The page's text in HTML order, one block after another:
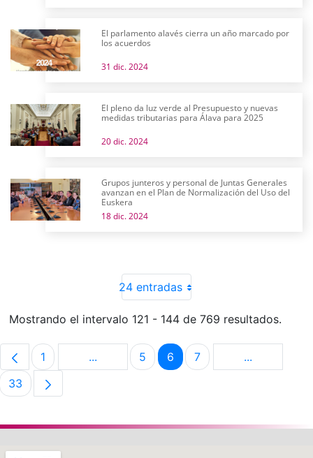
El parlamento alavés cierra un año marcado por
los acuerdos
31 dic. 2024
El pleno da luz verde al Presupuesto y nuevas
medidas tributarias para Álava para 2025
20 dic. 2024
Grupos junteros y personal de Juntas Generales
avanzan en el Plan de Normalización del Uso del
Euskera
18 dic. 2024
24 entradas
Mostrando el intervalo 121 - 144 de 769 resultados.
Página
1 ...Páginas intermedias Use TAB para
Página
5 Página
6 Página
7 ...Páginas
Página
33